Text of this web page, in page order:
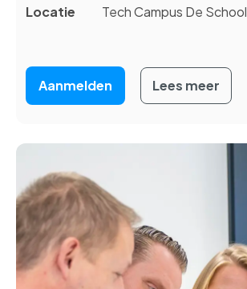
Locatie Tech Campus De School
Aanmelden Lees meer